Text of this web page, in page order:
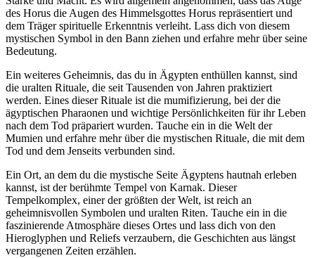
des Horus die Augen des Himmelsgottes Horus repräsentiert und
dem Träger spirituelle Erkenntnis verleiht. Lass dich von diesem
mystischen Symbol in den Bann ziehen und erfahre mehr über seine
Bedeutung.
Ein weiteres Geheimnis, das du in Ägypten enthüllen kannst, sind
die uralten Rituale, die seit Tausenden von Jahren praktiziert
werden. Eines dieser Rituale ist die mumifizierung, bei der die
ägyptischen Pharaonen und wichtige Persönlichkeiten für ihr Leben
nach dem Tod präpariert wurden. Tauche ein in die Welt der
Mumien und erfahre mehr über die mystischen Rituale, die mit dem
Tod und dem Jenseits verbunden sind.
Ein Ort, an dem du die mystische Seite Ägyptens hautnah erleben
kannst, ist der berühmte Tempel von Karnak. Dieser
Tempelkomplex, einer der größten der Welt, ist reich an
geheimnisvollen Symbolen und uralten Riten. Tauche ein in die
faszinierende Atmosphäre dieses Ortes und lass dich von den
Hieroglyphen und Reliefs verzaubern, die Geschichten aus längst
vergangenen Zeiten erzählen.